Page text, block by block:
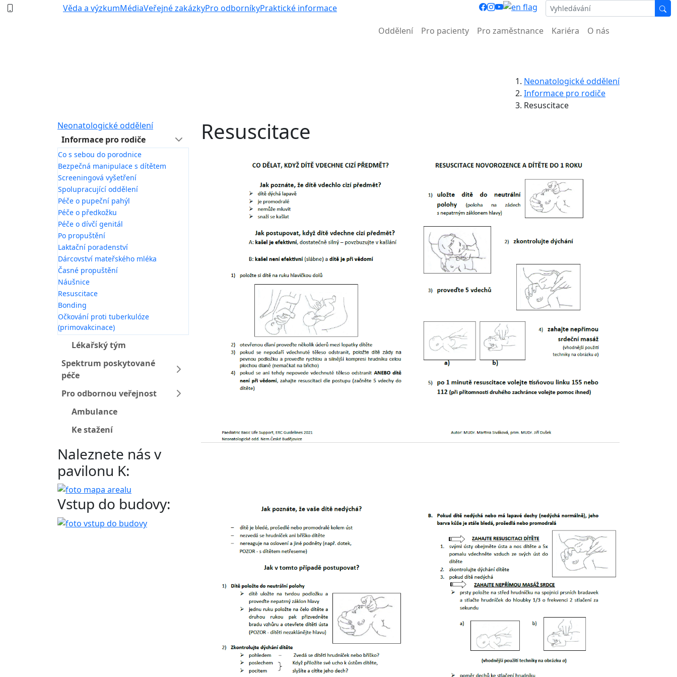
Věda a výzkumMédiaVeřejné zakázkyPro odborníkyPraktické informace
Oddělení Pro pacienty Pro zaměstnance Kariéra O nás
Neonatologické oddělení
Informace pro rodiče
Resuscitace
Neonatologické oddělení
Informace pro rodiče
Co s sebou do porodnice
Bezpečná manipulace s dítětem
Screeningová vyšetření
Spolupracující oddělení
Péče o pupeční pahýl
Péče o předkožku
Péče o dívčí genitál
Po propuštění
Laktační poradenství
Dárcovství mateřského mléka
Časné propuštění
Náušnice
Resuscitace
Bonding
Očkování proti tuberkulóze
(primovakcinace)
Lékařský tým
Spektrum poskytované
péče
Pro odbornou veřejnost
Ambulance
Ke stažení
Naleznete nás v
pavilonu K:
Vstup do budovy:
Resuscitace